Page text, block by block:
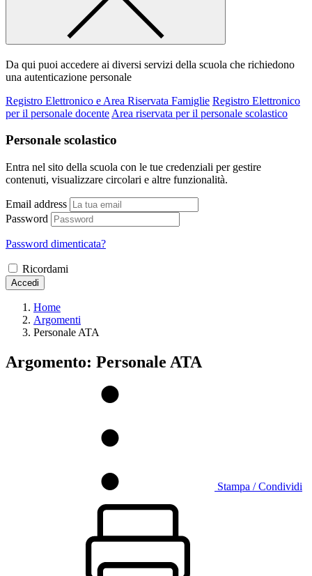
Da qui puoi accedere ai diversi servizi della scuola che richiedono
una autenticazione personale
Registro Elettronico e Area Riservata Famiglie Registro Elettronico
per il personale docente Area riservata per il personale scolastico
Personale scolastico
Entra nel sito della scuola con le tue credenziali per gestire
contenuti, visualizzare circolari e altre funzionalità.
Email address
Password
Password dimenticata?
Ricordami
Accedi
Home
Argomenti
Personale ATA
Argomento: Personale ATA
Stampa / Condividi